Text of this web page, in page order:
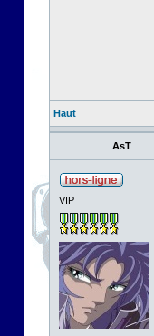
Haut
AsT
VIP